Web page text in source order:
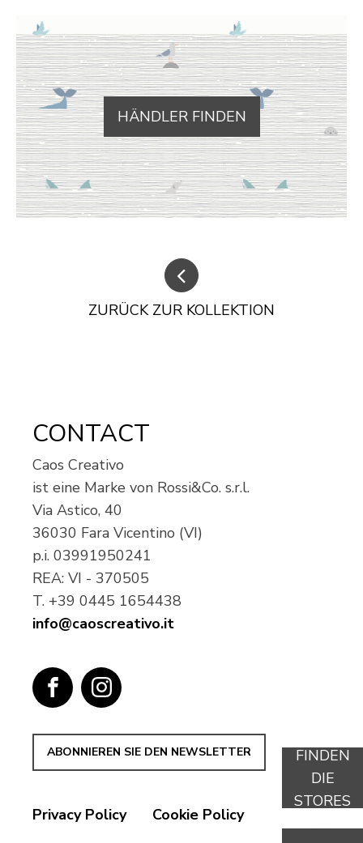
HÄNDLER FINDEN
ZURÜCK ZUR KOLLEKTION
FINDEN
DIE
STORES
CONTACT
Caos Creativo
ist eine Marke von Rossi&Co. s.r.l.
Via Astico, 40
36030 Fara Vicentino (VI)
p.i. 03991950241
REA: VI - 370505
T. +39 0445 1654438
info@caoscreativo.it
ABONNIEREN SIE DEN NEWSLETTER
Privacy Policy Cookie Policy